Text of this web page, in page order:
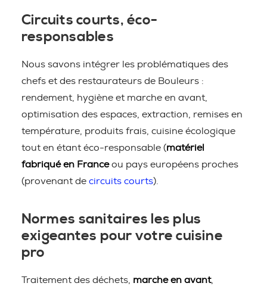
Circuits courts, éco-
responsables
Nous savons intégrer les problématiques des
chefs et des restaurateurs de Bouleurs :
rendement, hygiène et marche en avant,
optimisation des espaces, extraction, remises en
température, produits frais, cuisine écologique
tout en étant éco-responsable (matériel
fabriqué en Franceou pays européens proches
(provenant de circuits courts).
Normes sanitaires les plus
exigeantes pour votre cuisine
pro
Traitement des déchets, marche en avant,